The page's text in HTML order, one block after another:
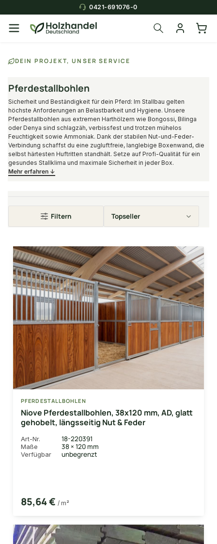
0421-691076-0
Sekunden das
DEIN PROJEKT, UNSER SERVICE
Pferdestallbohlen
Sicherheit und Beständigkeit für dein Pferd: Im Stallbau gelten
höchste Anforderungen an Belastbarkeit und Hygiene. Unsere
Pferdestallbohlen aus extremen Harthölzern wie Bongossi, Bilinga
oder Denya sind schlagzäh, verbissfest und trotzen mühelos
Feuchtigkeit sowie Ammoniak. Dank der stabilen Nut-und-Feder-
Verbindung schaffst du eine zugluftfreie, langlebige Boxenwand, die
selbst härtesten Huftritten standhält. Setze auf Profi-Qualität für ein
gesundes Stallklima und maximale Sicherheit in jeder Box.
Mehr erfahren ↓
Filtern
PFERDESTALLBOHLEN
Niove Pferdestallbohlen, 38x120 mm, AD, glatt
gehobelt, längsseitig Nut & Feder
Art-Nr. 18-220391
Maße 38 × 120 mm
Verfügbar unbegrenzt
85,64 € / m²